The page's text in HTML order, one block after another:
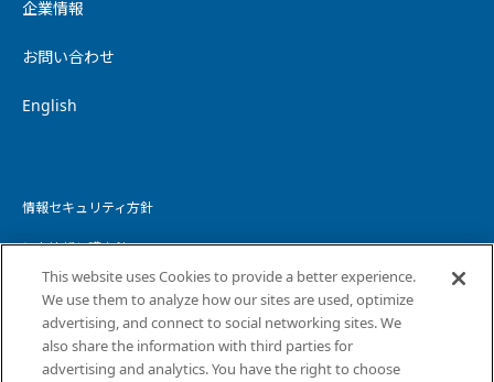
企業情報
お問い合わせ
English
情報セキュリティ方針
個人情報保護方針
ウェブサイトプライバシーポリシー
コピーライト・免責事項
This website uses Cookies to provide a better experience.
We use them to analyze how our sites are used, optimize
advertising, and connect to social networking sites. We
also share the information with third parties for
advertising and analytics. You have the right to choose